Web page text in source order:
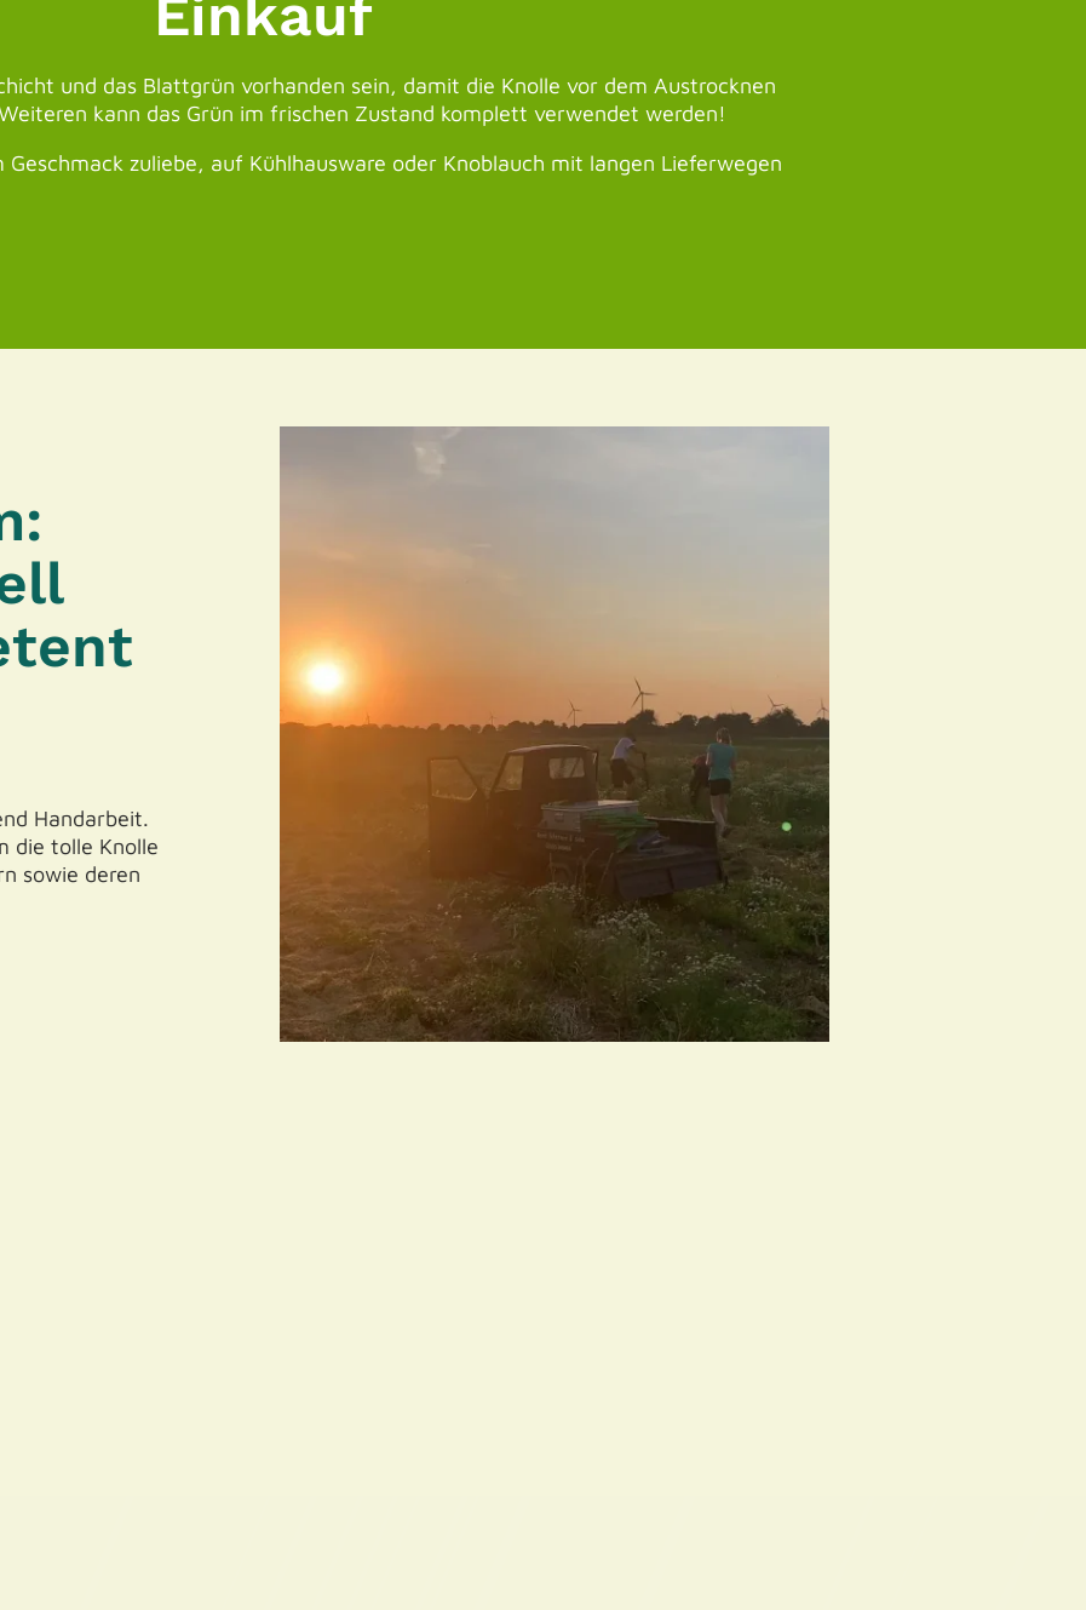
Einkauf
und das Blattgrün vorhanden sein, damit die Knolle vor dem Austrocknen
kann das Grün im frischen Zustand komplett verwendet werden!
zuliebe, auf Kühlhausware oder Knoblauch mit langen Lieferwegen
Handarbeit.
die tolle Knolle
sowie deren